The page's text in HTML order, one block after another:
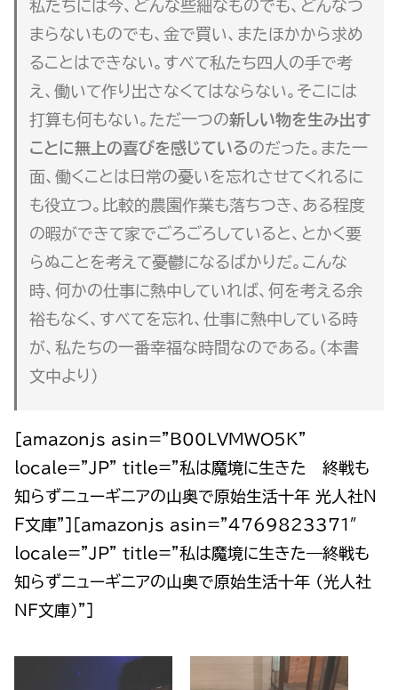
私たちには今、どんな些細なものでも、どんなつ
まらないものでも、金で買い、またほかから求め
ることはできない。すべて私たち四人の手で考
え、働いて作り出さなくてはならない。そこには
打算も何もない。ただ一つの新しい物を生み出す
ことに無上の喜びを感じているのだった。また一
面、働くことは日常の憂いを忘れさせてくれるに
も役立つ。比較的農園作業も落ちつき、ある程度
の暇ができて家でごろごろしていると、とかく要
らぬことを考えて憂鬱になるばかりだ。こんな
時、何かの仕事に熱中していれば、何を考える余
裕もなく、すべてを忘れ、仕事に熱中している時
が、私たちの一番幸福な時間なのである。（本書
文中より）
[amazonjs asin=”B00LVMWO5K”
locale=”JP” title=”私は魔境に生きた 終戦も
知らずニューギニアの山奥で原始生活十年 光人社Ｎ
Ｆ文庫”][amazonjs asin=”4769823371″
locale=”JP” title=”私は魔境に生きた―終戦も
知らずニューギニアの山奥で原始生活十年 (光人社
NF文庫)”]